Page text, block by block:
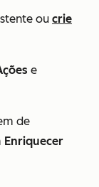
ou crie
e
de
Enriquecer